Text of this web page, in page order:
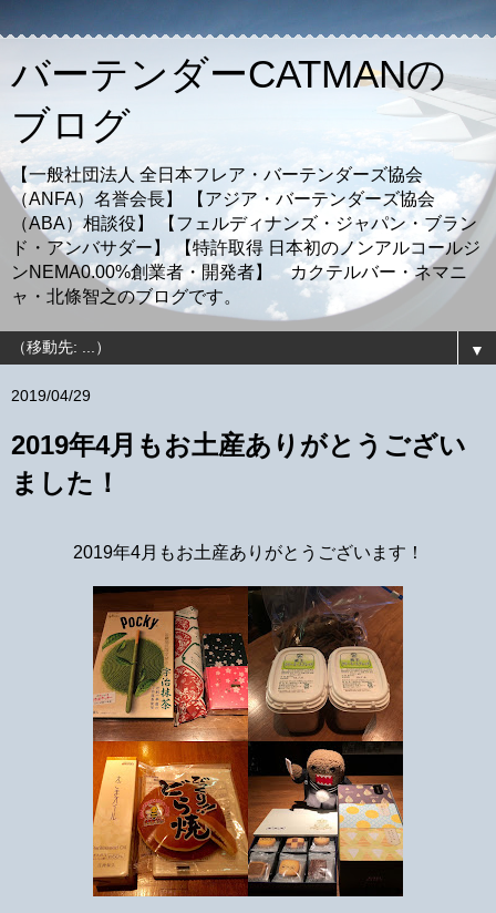
バーテンダーCATMANの
ブログ
【一般社団法人 全日本フレア・バーテンダーズ協会
（ANFA）名誉会長】 【アジア・バーテンダーズ協会
（ABA）相談役】 【フェルディナンズ・ジャパン・ブラン
ド・アンバサダー】 【特許取得 日本初のノンアルコールジ
ンNEMA0.00%創業者・開発者】 カクテルバー・ネマニ
ャ・北條智之のブログです。
▼
2019/04/29
2019年4月もお土産ありがとうござい
ました！
2019年4月もお土産ありがとうございます！